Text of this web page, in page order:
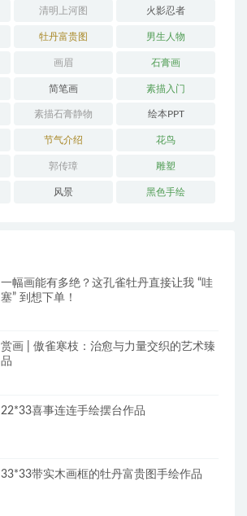
清明上河图 火影忍者
牡丹富贵图 男生人物
画眉 石膏画
简笔画 素描入门
素描石膏静物 绘本PPT
节气介绍 花鸟
郭传璋 雕塑
风景 黑色手绘
一幅画能有多绝？这孔雀牡丹直接让我 “哇
塞” 到想下单！
赏画 | 傲雀寒枝：治愈与力量交织的艺术臻
品
22*33喜事连连手绘摆台作品
33*33带实木画框的牡丹富贵图手绘作品